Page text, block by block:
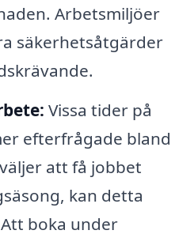
Arbetsmiljöer
säkerhetsåtgärder
Vissa tider på
efterfrågade bland
att få jobbet
kan detta
boka under